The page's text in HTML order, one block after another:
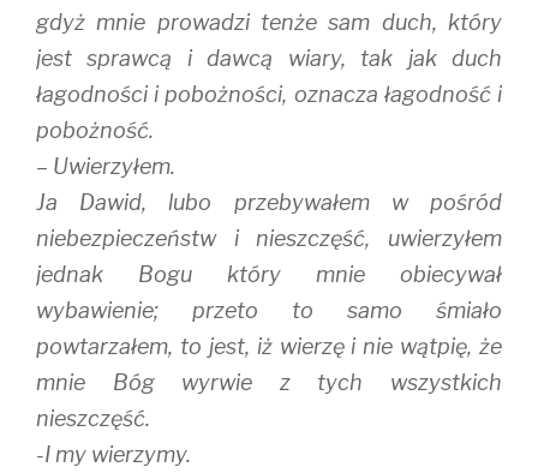
gdyż mnie prowadzi tenże sam duch, który
jest sprawcą i dawcą wiary, tak jak duch
łagodności i pobożności, oznacza łagodność i
pobożność.
– Uwierzyłem.
Ja Dawid, lubo przebywałem w pośród
niebezpieczeństw i nieszczęść, uwierzyłem
jednak Bogu który mnie obiecywał
wybawienie; przeto to samo śmiało
powtarzałem, to jest, iż wierzę i nie wątpię, że
mnie Bóg wyrwie z tych wszystkich
nieszczęść.
-I my wierzymy.